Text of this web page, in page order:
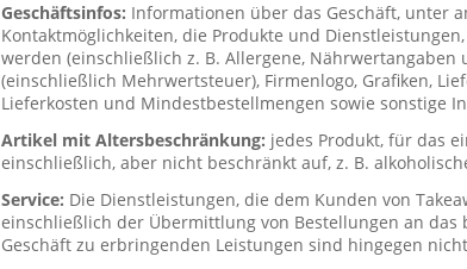
Geschäftsinfos: Informationen über das Geschäft, unter
Kontaktmöglichkeiten, die Produkte und
werden (einschließlich z. B. Allergene,
(einschließlich Mehrwertsteuer), Firmenlogo, Grafiken,
Lieferkosten und Mindestbestellmengen sowie sonstige
Artikel mit Altersbeschränkung: jedes Produkt, für das
einschließlich, aber nicht beschränkt auf, z. B.
Service: Die Dienstleistungen, die dem Kunden von
einschließlich der Übermittlung von Bestellungen an
Geschäft zu erbringenden Leistungen sind hingegen